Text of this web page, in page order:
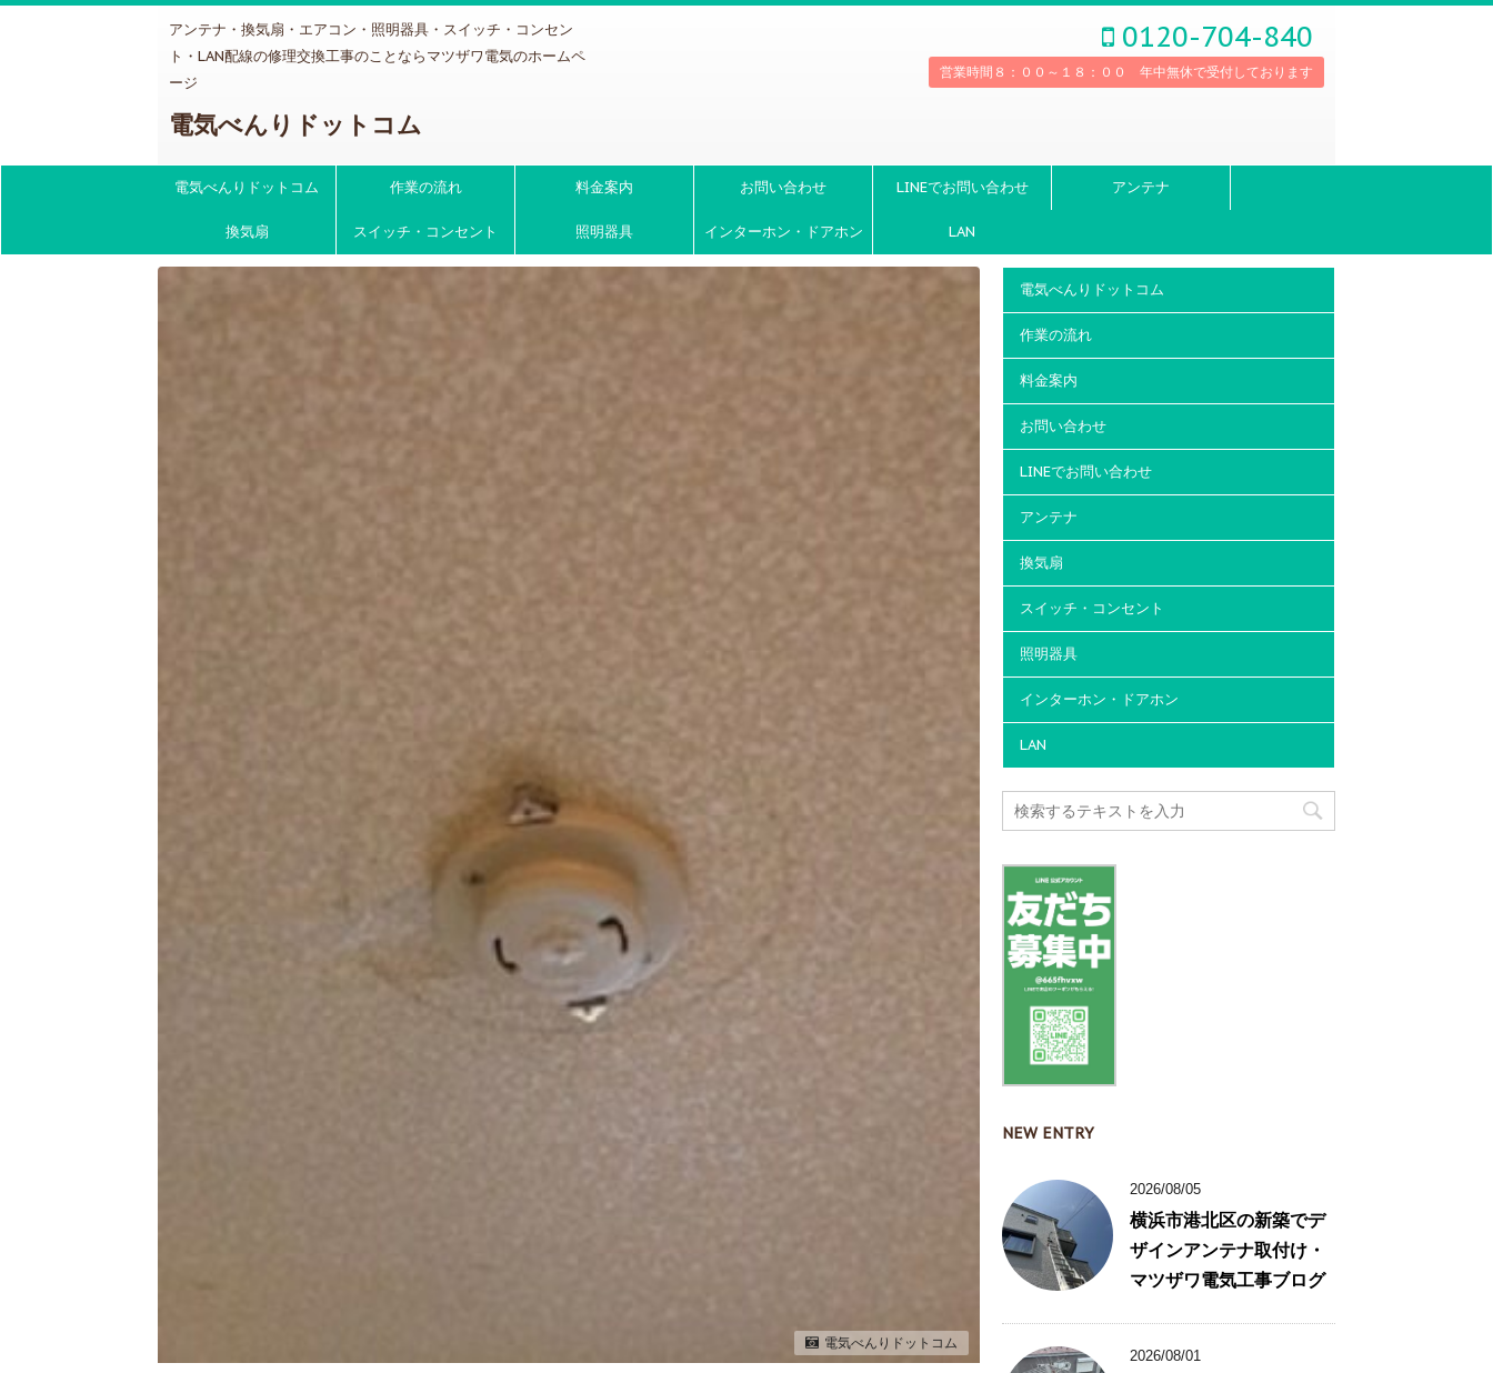
アンテナ・換気扇・エアコン・照明器具・スイッチ・コンセン
ト・LAN配線の修理交換工事のことならマツザワ電気のホームペ
ージ
電気べんりドットコム
0120-704-840
営業時間８：００～１８：００ 年中無休で受付しております
電気べんりドットコム 作業の流れ 料金案内 お問い合わせ LINEでお問い合わせ アンテナ
換気扇 スイッチ・コンセント 照明器具 インターホン・ドアホン LAN
電気べんりドットコム
電気べんりドットコム
作業の流れ
料金案内
お問い合わせ
LINEでお問い合わせ
アンテナ
換気扇
スイッチ・コンセント
照明器具
インターホン・ドアホン
LAN
NEW ENTRY
2026/08/05
横浜市港北区の新築でデ
ザインアンテナ取付け・
マツザワ電気工事ブログ
2026/08/01